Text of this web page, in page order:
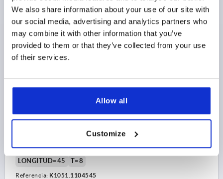
We also share information about your use of our site with
our social media, advertising and analytics partners who
may combine it with other information that you’ve
provided to them or that they’ve collected from your use
of their services.
Allow all
Customize
K1051 MK
PIEZA DE ARTICULACIÓN CON PALANCA DE SUJECIÓN
NEGRO, BN=10
FORMA=C TIPO=B
ANCHURA=45
B1=42,5 D=8,5
ALTURA=60
LONGITUD=45
T=8
Referencia: K1051.1104545